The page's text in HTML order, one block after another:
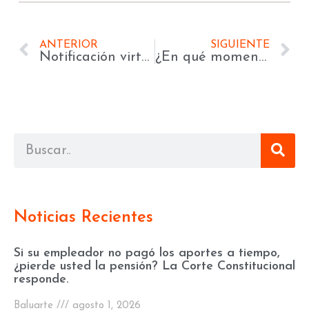
ANTERIOR
Notificación virtual: Términos solo se cuentan desde el acuse de recibo o cuando se constate el acceso al mensaje
SIGUIENTE
¿En qué momento debe alegarse la nulidad del artículo 121 del CGP?
Noticias Recientes
Si su empleador no pagó los aportes a tiempo,
¿pierde usted la pensión? La Corte Constitucional
responde.
Baluarte agosto 1, 2026